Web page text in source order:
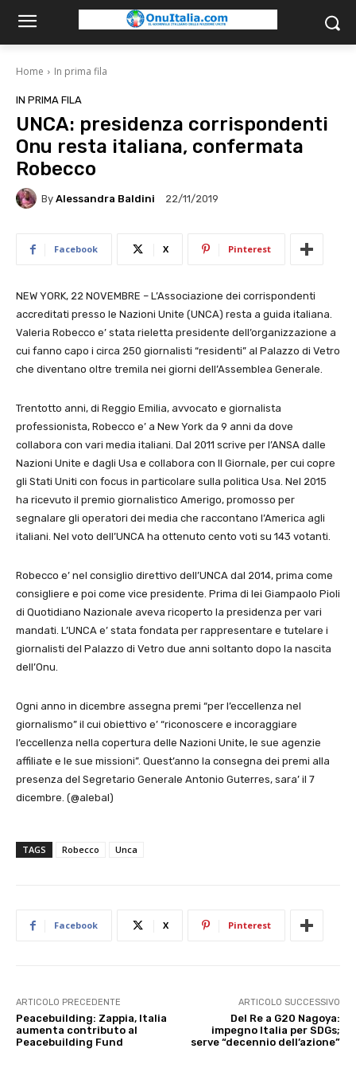
Home In prima fila
IN PRIMA FILA
UNCA: presidenza corrispondenti
Onu resta italiana, confermata
Robecco
By Alessandra Baldini 22/11/2019
Facebook X Pinterest
NEW YORK, 22 NOVEMBRE – L’Associazione dei corrispondenti
accreditati presso le Nazioni Unite (UNCA) resta a guida italiana.
Valeria Robecco e’ stata rieletta presidente dell’organizzazione a
cui fanno capo i circa 250 giornalisti “residenti” al Palazzo di Vetro
che diventano oltre tremila nei giorni dell’Assemblea Generale.
Trentotto anni, di Reggio Emilia, avvocato e giornalista
professionista, Robecco e’ a New York da 9 anni da dove
collabora con vari media italiani. Dal 2011 scrive per l’ANSA dalle
Nazioni Unite e dagli Usa e collabora con Il Giornale, per cui copre
gli Stati Uniti con focus in particolare sulla politica Usa. Nel 2015
ha ricevuto il premio giornalistico Amerigo, promosso per
segnalare gli operatori dei media che raccontano l’America agli
italiani. Nel voto dell’UNCA ha ottenuto cento voti su 143 votanti.
Robecco e’ nel consiglio direttivo dell’UNCA dal 2014, prima come
consigliere e poi come vice presidente. Prima di lei Giampaolo Pioli
di Quotidiano Nazionale aveva ricoperto la presidenza per vari
mandati. L’UNCA e’ stata fondata per rappresentare e tutelare i
giornalisti del Palazzo di Vetro due anni soltanto dopo la nascita
dell’Onu.
Ogni anno in dicembre assegna premi “per l’eccellenza nel
giornalismo” il cui obiettivo e’ “riconoscere e incoraggiare
l’eccellenza nella copertura delle Nazioni Unite, le sue agenzie
affiliate e le sue missioni”. Quest’anno la consegna dei premi alla
presenza del Segretario Generale Antonio Guterres, sara’ il 7
dicembre. (@alebal)
TAGS Robecco Unca
Facebook X Pinterest
ARTICOLO PRECEDENTE
Peacebuilding: Zappia, Italia
aumenta contributo al
Peacebuilding Fund
ARTICOLO SUCCESSIVO
Del Re a G20 Nagoya:
impegno Italia per SDGs;
serve “decennio dell’azione”